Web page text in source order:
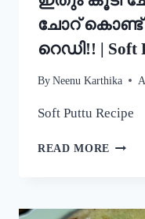
ചോറ് കൊണ്ട്
റെഡി!! | Soft
By Neenu Karthika
Soft Puttu Recipe
READ MORE പുട്ട്